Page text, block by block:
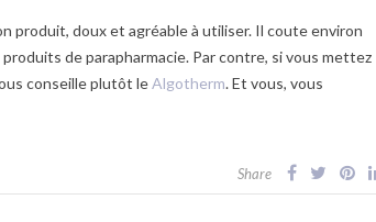
produit, doux et agréable à utiliser. Il coute environ
de parapharmacie. Par contre, si vous mettez
conseille plutôt leAlgotherm. Et vous, vous
Share